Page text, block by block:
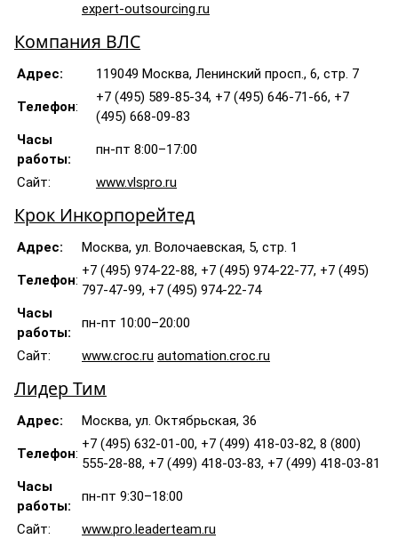
expert-outsourcing.ru
Компания ВЛС
Адрес: 119049 Москва, Ленинский просп., 6, стр. 7
Телефон:
+7 (495) 589-85-34, +7 (495) 646-71-66, +7
(495) 668-09-83
Часы
работы:
пн-пт 8:00–17:00
Сайт: www.vlspro.ru
Крок Инкорпорейтед
Адрес: Москва, ул. Волочаевская, 5, стр. 1
Телефон:
+7 (495) 974-22-88, +7 (495) 974-22-77, +7 (495)
797-47-99, +7 (495) 974-22-74
Часы
работы:
пн-пт 10:00–20:00
Сайт: www.croc.ru automation.croc.ru
Лидер Тим
Адрес: Москва, ул. Октябрьская, 36
Телефон:
+7 (495) 632-01-00, +7 (499) 418-03-82, 8 (800)
555-28-88, +7 (499) 418-03-83, +7 (499) 418-03-81
Часы
работы:
пн-пт 9:30–18:00
Сайт: www.pro.leaderteam.ru